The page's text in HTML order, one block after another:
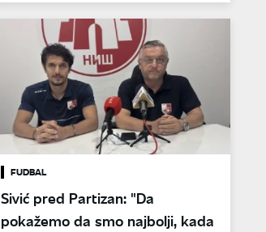
FUDBAL
Sivić pred Partizan: "Da
pokažemo da smo najbolji, kada